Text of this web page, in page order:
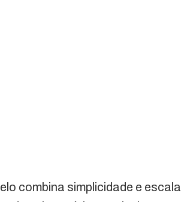
combina simplicidade e